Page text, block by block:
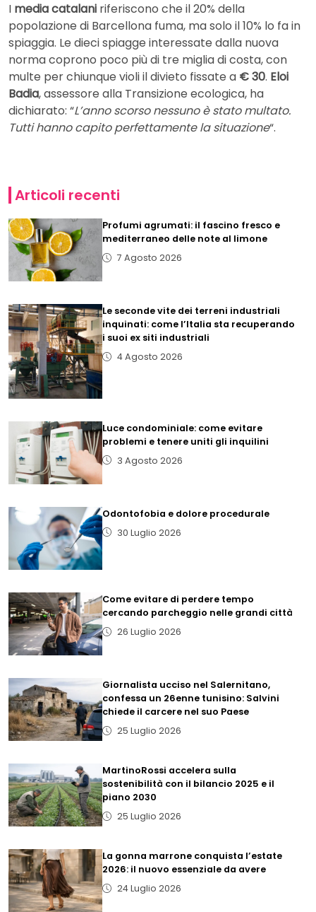
I media catalani riferiscono che il 20% della
popolazione di Barcellona fuma, ma solo il 10% lo fa in
spiaggia. Le dieci spiagge interessate dalla nuova
norma coprono poco più di tre miglia di costa, con
multe per chiunque violi il divieto fissate a € 30. Eloi
Badia, assessore alla Transizione ecologica, ha
dichiarato: “L’anno scorso nessuno è stato multato.
Tutti hanno capito perfettamente la situazione“.
Articoli recenti
Profumi agrumati: il fascino fresco e
mediterraneo delle note al limone
7 Agosto 2026
Le seconde vite dei terreni industriali
inquinati: come l’Italia sta recuperando
i suoi ex siti industriali
4 Agosto 2026
Luce condominiale: come evitare
problemi e tenere uniti gli inquilini
3 Agosto 2026
Odontofobia e dolore procedurale
30 Luglio 2026
Come evitare di perdere tempo
cercando parcheggio nelle grandi città
26 Luglio 2026
Giornalista ucciso nel Salernitano,
confessa un 26enne tunisino: Salvini
chiede il carcere nel suo Paese
25 Luglio 2026
MartinoRossi accelera sulla
sostenibilità con il bilancio 2025 e il
piano 2030
25 Luglio 2026
La gonna marrone conquista l’estate
2026: il nuovo essenziale da avere
24 Luglio 2026